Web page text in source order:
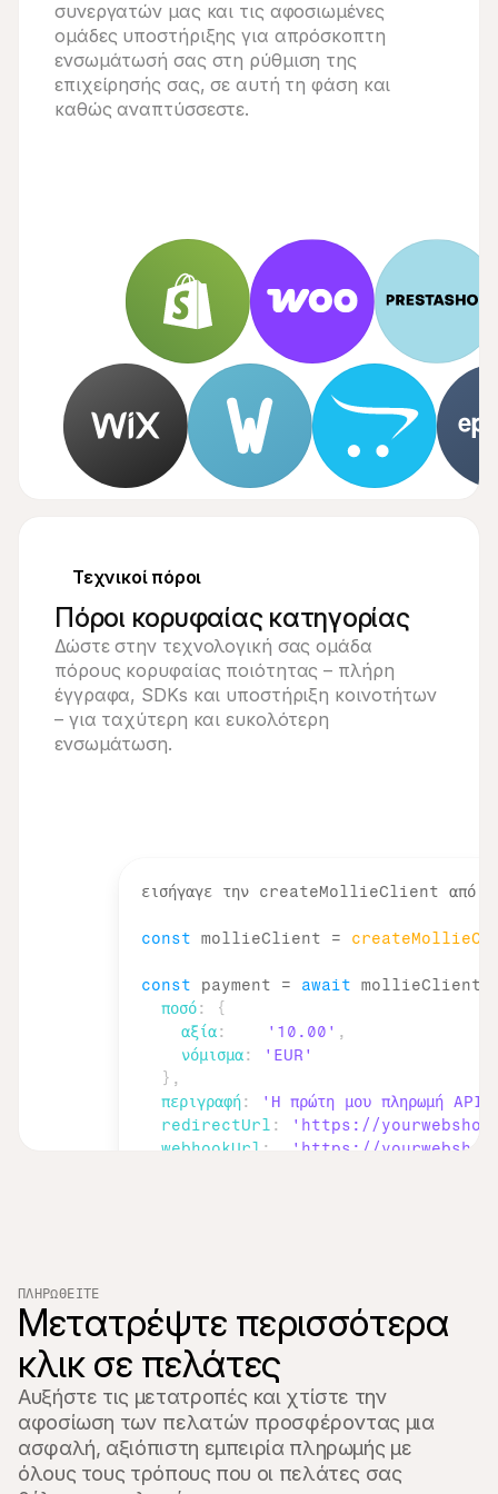
συνεργατών μας και τις αφοσιωμένες
ομάδες υποστήριξης για απρόσκοπτη
ενσωμάτωσή σας στη ρύθμιση της
επιχείρησής σας, σε αυτή τη φάση και
καθώς αναπτύσσεστε.
Τεχνικοί πόροι
Πόροι κορυφαίας κατηγορίας
Δώστε στην τεχνολογική σας ομάδα
πόρους κορυφαίας ποιότητας – πλήρη
έγγραφα, SDKs και υποστήριξη κοινοτήτων
– για ταχύτερη και ευκολότερη
ενσωμάτωση.
εισήγαγε την createMollieClient από
const mollieClient =
const payment = await mollieClient
ποσό:
{
αξία: '10.00' ,
νόμισμα:
'EUR'
} ,
περιγραφή: 'Η πρώτη μου πληρωμή API'
redirectUrl :
'https://
webhookUrl :
'https://
ΠΛΗΡΩΘΕΊΤΕ
Μετατρέψτε περισσότερα
κλικ σε πελάτες
Αυξήστε τις μετατροπές και χτίστε την
αφοσίωση των πελατών προσφέροντας μια
ασφαλή, αξιόπιστη εμπειρία πληρωμής με
όλους τους τρόπους που οι πελάτες σας